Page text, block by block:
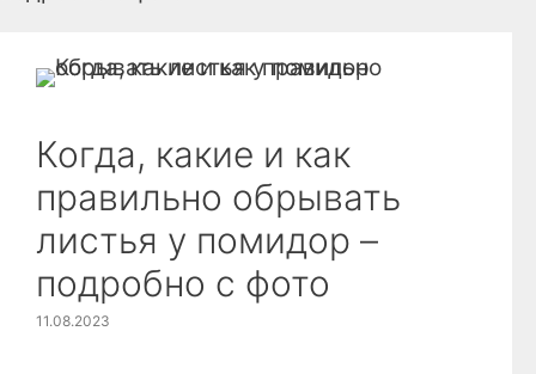
Когда, какие и как
правильно обрывать
листья у помидор –
подробно с фото
11.08.2023